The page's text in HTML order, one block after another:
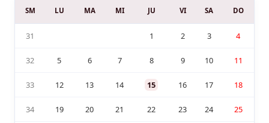
SM LU MA MI JU VI SA DO
31 1 2 3 4
32 5 6 7 8 9 10 11
33 12 13 14 15 16 17 18
34 19 20 21 22 23 24 25